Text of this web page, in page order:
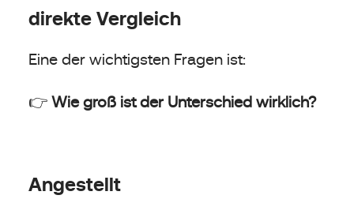
direkte Vergleich
Eine der wichtigsten Fragen ist:
👉 Wie groß ist der Unterschied wirklich?
Angestellt